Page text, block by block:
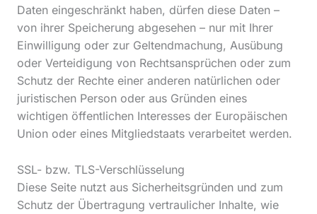
Daten eingeschränkt haben, dürfen diese Daten –
von ihrer Speicherung abgesehen – nur mit Ihrer
Einwilligung oder zur Geltendmachung, Ausübung
oder Verteidigung von Rechtsansprüchen oder zum
Schutz der Rechte einer anderen natürlichen oder
juristischen Person oder aus Gründen eines
wichtigen öffentlichen Interesses der Europäischen
Union oder eines Mitgliedstaats verarbeitet werden.
SSL- bzw. TLS-Verschlüsselung
Diese Seite nutzt aus Sicherheitsgründen und zum
Schutz der Übertragung vertraulicher Inhalte, wie